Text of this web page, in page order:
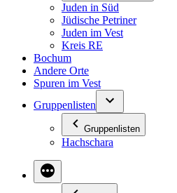
Juden in Süd
Jüdische Petriner
Juden im Vest
Kreis RE
Bochum
Andere Orte
Spuren im Vest
Gruppenlisten
Gruppenlisten
Hachschara